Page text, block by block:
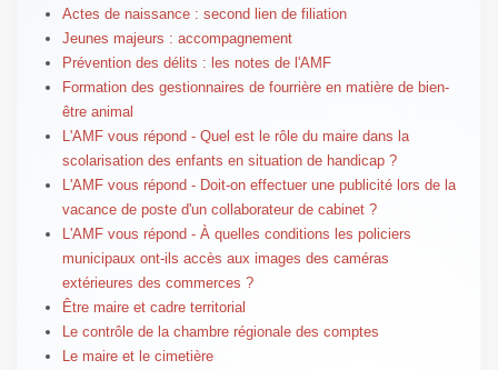
Actes de naissance : second lien de filiation
Jeunes majeurs : accompagnement
Prévention des délits : les notes de l'AMF
Formation des gestionnaires de fourrière en matière de bien-
être animal
L'AMF vous répond - Quel est le rôle du maire dans la
scolarisation des enfants en situation de handicap ?
L'AMF vous répond - Doit-on effectuer une publicité lors de la
vacance de poste d'un collaborateur de cabinet ?
L'AMF vous répond - À quelles conditions les policiers
municipaux ont-ils accès aux images des caméras
extérieures des commerces ?
Être maire et cadre territorial
Le contrôle de la chambre régionale des comptes
Le maire et le cimetière